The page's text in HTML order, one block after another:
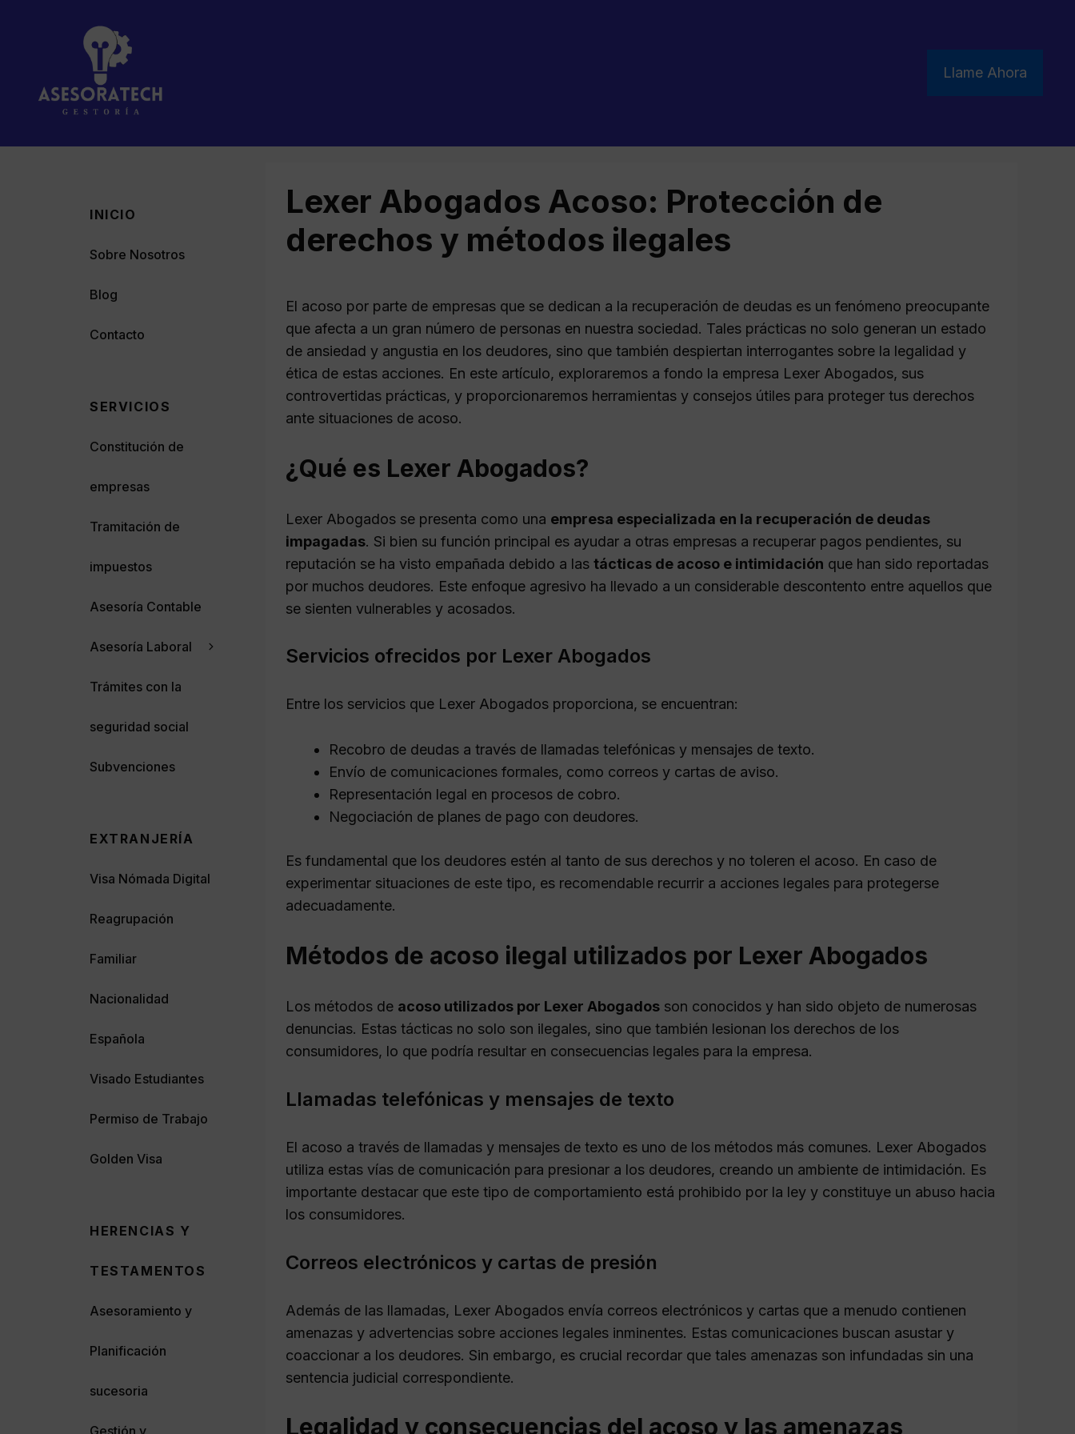
Llame Ahora
Lexer Abogados Acoso: Protección de
derechos y métodos ilegales
El acoso por parte de empresas que se dedican a la recuperación de deudas es un fenómeno preocupante
que afecta a un gran número de personas en nuestra sociedad. Tales prácticas no solo generan un estado
de ansiedad y angustia en los deudores, sino que también despiertan interrogantes sobre la legalidad y
ética de estas acciones. En este artículo, exploraremos a fondo la empresa Lexer Abogados, sus
controvertidas prácticas, y proporcionaremos herramientas y consejos útiles para proteger tus derechos
ante situaciones de acoso.
¿Qué es Lexer Abogados?
Lexer Abogados se presenta como una empresa especializada en la recuperación de deudas
impagadas. Si bien su función principal es ayudar a otras empresas a recuperar pagos pendientes, su
reputación se ha visto empañada debido a las tácticas de acoso e intimidación que han sido reportadas
por muchos deudores. Este enfoque agresivo ha llevado a un considerable descontento entre aquellos que
se sienten vulnerables y acosados.
Servicios ofrecidos por Lexer Abogados
Entre los servicios que Lexer Abogados proporciona, se encuentran:
Recobro de deudas a través de llamadas telefónicas y mensajes de texto.
Envío de comunicaciones formales, como correos y cartas de aviso.
Representación legal en procesos de cobro.
Negociación de planes de pago con deudores.
Es fundamental que los deudores estén al tanto de sus derechos y no toleren el acoso. En caso de
experimentar situaciones de este tipo, es recomendable recurrir a acciones legales para protegerse
adecuadamente.
Métodos de acoso ilegal utilizados por Lexer Abogados
Los métodos de acoso utilizados por Lexer Abogados son conocidos y han sido objeto de numerosas
denuncias. Estas tácticas no solo son ilegales, sino que también lesionan los derechos de los
consumidores, lo que podría resultar en consecuencias legales para la empresa.
Llamadas telefónicas y mensajes de texto
El acoso a través de llamadas y mensajes de texto es uno de los métodos más comunes. Lexer Abogados
utiliza estas vías de comunicación para presionar a los deudores, creando un ambiente de intimidación. Es
importante destacar que este tipo de comportamiento está prohibido por la ley y constituye un abuso hacia
los consumidores.
Correos electrónicos y cartas de presión
Además de las llamadas, Lexer Abogados envía correos electrónicos y cartas que a menudo contienen
amenazas y advertencias sobre acciones legales inminentes. Estas comunicaciones buscan asustar y
coaccionar a los deudores. Sin embargo, es crucial recordar que tales amenazas son infundadas sin una
sentencia judicial correspondiente.
Legalidad y consecuencias del acoso y las amenazas
INICIO
Sobre Nosotros
Blog
Contacto
SERVICIOS
Constitución de
empresas
Tramitación de
impuestos
Asesoría Contable
Asesoría Laboral
Trámites con la
seguridad social
Subvenciones
EXTRANJERÍA
Visa Nómada Digital
Reagrupación
Familiar
Nacionalidad
Española
Visado Estudiantes
Permiso de Trabajo
Golden Visa
HERENCIAS Y
TESTAMENTOS
Asesoramiento y
Planificación
sucesoria
Gestión y